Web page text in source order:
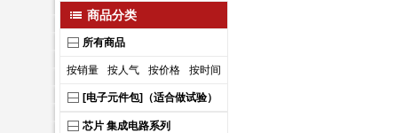
商品分类
所有商品
按销量 按人气 按价格 按时间
[电子元件包]（适合做试验）
芯片 集成电路系列